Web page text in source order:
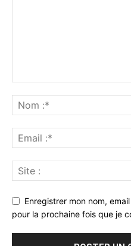
Enregistrer mon nom,
pour la prochaine fois que je